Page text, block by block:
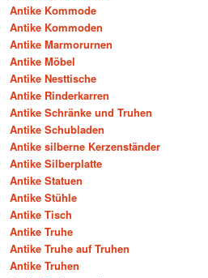
Antike Kommode
Antike Kommoden
Antike Marmorurnen
Antike Möbel
Antike Nesttische
Antike Rinderkarren
Antike Schränke und Truhen
Antike Schubladen
Antike silberne Kerzenständer
Antike Silberplatte
Antike Statuen
Antike Stühle
Antike Tisch
Antike Truhe
Antike Truhe auf Truhen
Antike Truhen